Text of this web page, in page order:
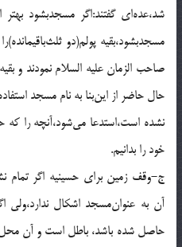
شد،عده‌اى گفتند:اگر مسجدبشود
مسجدبشود،بقيه پولم(دو
صاحب الزمان عليه السلام نمودند و
حال حاضر از اين‌بنا به نام مسجد
نشده است،استدعا مى‌شود،آنچه را كه
خود را بدانيم.
ج-وقف زمين براى حسينيه اگر تمام
آن به عنوان‌مسجد اشكال ندارد،ولى
حاصل شده باشد، باطل است و آن محل